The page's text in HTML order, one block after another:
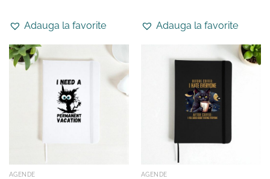
Adauga la favorite Adauga la favorite
AGENDE AGENDE